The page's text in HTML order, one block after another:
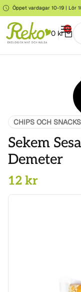
Öppet vardagar 10-19 | Lör
0 kr
0
CHIPS OCH SNACKS
Sekem
Demeter
12 kr